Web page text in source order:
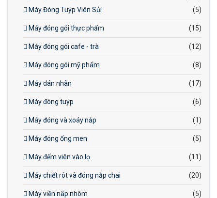
Máy Đóng Tuýp Viên Sủi
(5)
Máy đóng gói thực phẩm (15)
Máy đóng gói cafe - trà (12)
Máy đóng gói mỹ phẩm (8)
Máy dán nhãn (17)
Máy đóng tuýp (6)
Máy đóng và xoáy nắp (1)
Máy đóng ống men (5)
Máy đếm viên vào lọ (11)
Máy chiết rót và đóng nắp chai (20)
Máy viền nắp nhôm (5)